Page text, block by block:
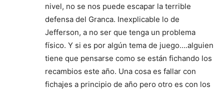
nivel, no se nos puede escapar la terrible
defensa del Granca. Inexplicable lo de
Jefferson, a no ser que tenga un problema
físico. Y si es por algún tema de juego….alguien
tiene que pensarse como se están fichando los
recambios este año. Una cosa es fallar con
fichajes a principio de año pero otro es con los